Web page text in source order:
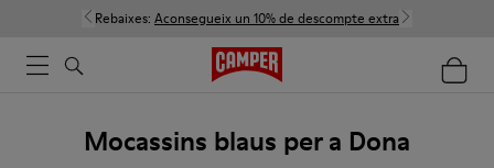
Rebaixes: Aconsegueix un 10% de descompte extra
Mocassins blaus per a Dona